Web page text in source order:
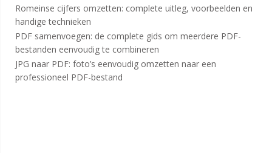
Romeinse cijfers omzetten: complete uitleg, voorbeelden en
handige technieken
PDF samenvoegen: de complete gids om meerdere PDF-
bestanden eenvoudig te combineren
JPG naar PDF: foto’s eenvoudig omzetten naar een
professioneel PDF-bestand